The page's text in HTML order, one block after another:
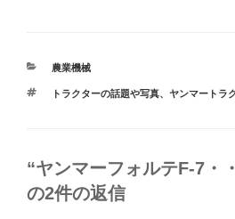
カ
ゴ
農業機械
タ
トラクターの話題や写真、 ヤンマートラ
“ヤンマーフォルテF-7・
の2件の返信